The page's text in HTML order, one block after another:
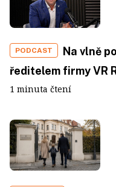
PODCAST
Na vlně
ředitelem firmy VR
1 minuta čtení